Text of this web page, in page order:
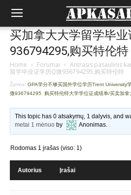
买加拿大大学留学毕业
936794295,购买特伦特
Home › Forumai › Antrasis pasaulinis
留学毕业证学历Q微936794295,购买特伦特
Žymos: GPA学分不够买国外学位学历Trent University
微936794295
购买特伦特大学学位证成绩单/买卖加
This topic has 0 atsakymų, 1 dalyvis, and
metai 1 mėnuo by Anonimas.
Rodomas 1 įrašas (viso: 1)
Autorius Įrašai